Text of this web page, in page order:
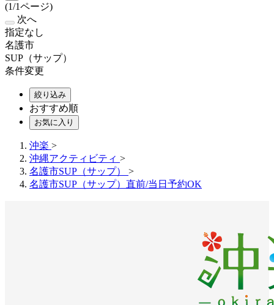
(1/1ページ)
次へ
指定なし
名護市
SUP（サップ）
条件変更
絞り込み
おすすめ順
お気に入り
沖楽 >
沖縄アクティビティ >
名護市SUP（サップ） >
名護市SUP（サップ）直前/当日予約OK